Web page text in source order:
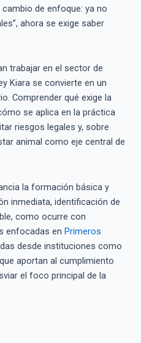
de enfoque: ya no
ahora se exige saber
trabajar en el sector de
Kiara se convierte en un
Comprender qué exige la
se aplica en la práctica
riesgos legales y, sobre
animal como eje central de
la formación básica y
inmediata, identificación de
como ocurre con
enfocadas en Primeros
desde instituciones como
aportan al cumplimiento
el foco principal de la